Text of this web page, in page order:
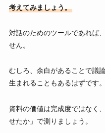
考えてみましょう。
対話のためのツールであれば
せん。
むしろ、余白があることで議
生まれることもあるはずです。
資料の価値は完成度ではなく
せたか」で測りましょう。